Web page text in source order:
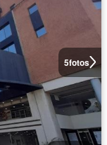
5fotos